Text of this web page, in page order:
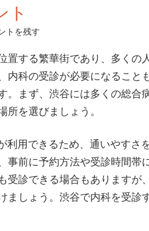
ト
トを残す
する繁華街であり、多くの
内科の受診が必要になること
まず、渋谷には多くの総合
を選びましょう。
利用できるため、通いやすさ
前に予約方法や受診時間帯
診できる場合もありますが
しょう。渋谷で内科を受診